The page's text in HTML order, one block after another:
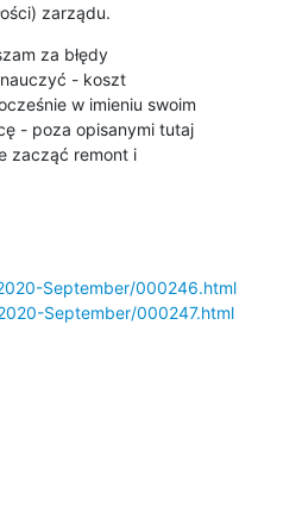
zarządu.
za błędy
- koszt
w imieniu swoim
- poza opisanymi tutaj
zacząć remont i
September/000246.html
September/000247.html